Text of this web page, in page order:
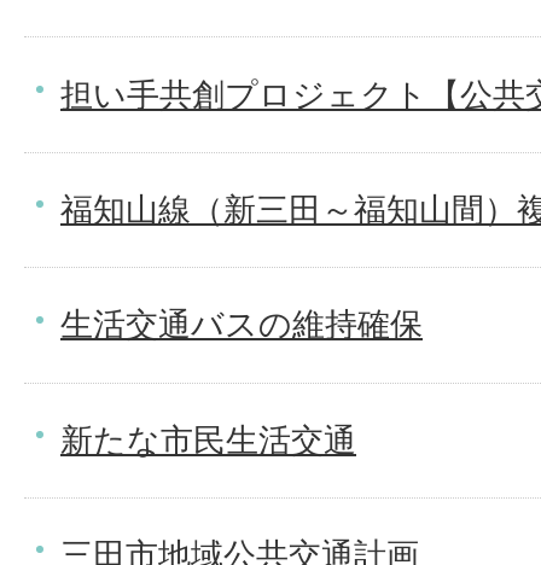
担い手共創プロジェクト【公共
福知山線（新三田～福知山間）
生活交通バスの維持確保
新たな市民生活交通
三田市地域公共交通計画